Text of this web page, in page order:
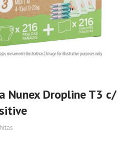
Nunex Dropline T3 c/